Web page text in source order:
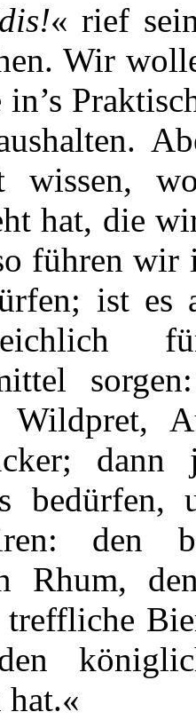
« rief
Wir
in’s
wissen,
hat, die
führen wir
ist es
Wildpret,
dann
den
Rhum,
treffliche
hat.«